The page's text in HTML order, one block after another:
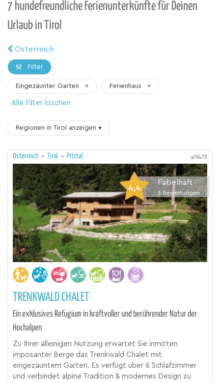
7 hundefreundliche Ferienunterkünfte für Deinen
Urlaub in Tirol
Österreich
Filter
Eingezäunter Garten × Ferienhaus ×
Alle Filter löschen
Regionen in Tirol anzeigen ▾
Österreich > Tirol > Pitztal a11473
4,4
Fabelhaft
3 Bewertungen
TRENKWALD CHALET
Ein exklusives Refugium in kraftvoller und berührender Natur der
Hochalpen
Zu Ihrer alleinigen Nutzung erwartet Sie inmitten
imposanter Berge das Trenkwald Chalet mit
eingezäuntem Garten. Es verfügt über 6 Schlafzimmer
und verbindet alpine Tradition & modernes Design zu